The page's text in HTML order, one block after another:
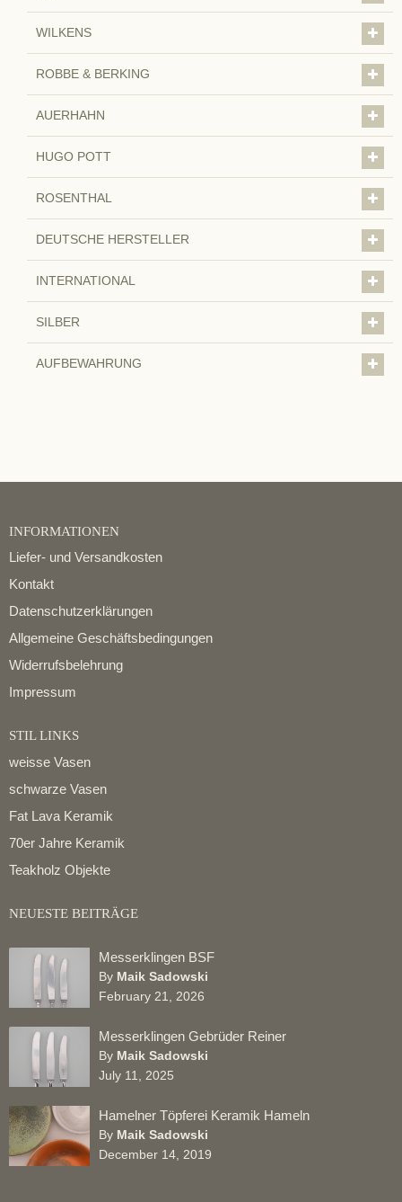
WILKENS
ROBBE & BERKING
AUERHAHN
HUGO POTT
ROSENTHAL
DEUTSCHE HERSTELLER
INTERNATIONAL
SILBER
AUFBEWAHRUNG
INFORMATIONEN
Liefer- und Versandkosten
Kontakt
Datenschutzerklärungen
Allgemeine Geschäftsbedingungen
Widerrufsbelehrung
Impressum
STIL LINKS
weisse Vasen
schwarze Vasen
Fat Lava Keramik
70er Jahre Keramik
Teakholz Objekte
NEUESTE BEITRÄGE
Messerklingen BSF
By Maik Sadowski
February 21, 2026
Messerklingen Gebrüder Reiner
By Maik Sadowski
July 11, 2025
Hamelner Töpferei Keramik Hameln
By Maik Sadowski
December 14, 2019